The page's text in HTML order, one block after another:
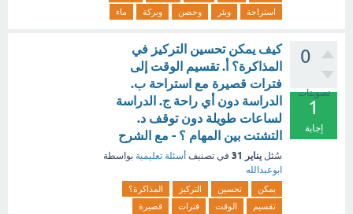
استراحة
وبئر وحصن وبركة ماء
0
تصويتات
1
إجابة
كيف يمكن تحسين التركيز في
المذاكرة؟ أ. تقسيم الوقت إلى
فترات قصيرة مع استراحة ب.
الدراسة دون أي راحة ج. الدراسة
لساعات طويلة دون توقف د.
التشتت بين المهام ؟ - مع الشرح
سُئل يناير 31 في تصنيف أسئلة تعليمية بواسطة
ابوعبدالله
يمكن تحسين التركيز
المذاكرة؟
تقسيم
الوقت فترات
قصيرة